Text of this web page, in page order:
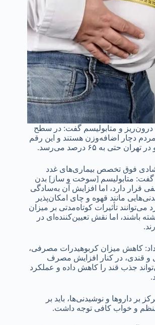
و متابولیسم گفت: در سطح
۵۰ درصد مردم دچار اضافه‌وزن هستند و این رقم
فوق تخصص بیماری‌های غدد
گفت: متابولیسم [سوخت و ساز] بدن
قرار دارد، اما افزایش آن به‌سادگی
مانند قهوه و چای امکان‌پذیر
تأثیرات کوتاه‌مدتی بر میزان
باشند، اما نقش تعیین‌کننده‌ای در
کاهش میزان کربوهیدرات مصرفی،
و قندی، در کنار افزایش مصرف
جذب قند را کاهش داده و عملکرد
بر داروها و نوشیدنی‌ها، باید بر
و خواب کافی توجه داشت.